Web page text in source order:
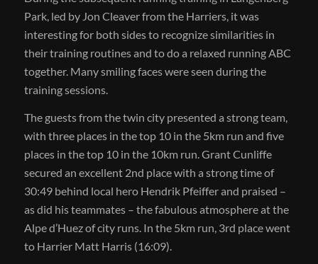
Park, led by Jon Cleaver from the Harriers, it was
interesting for both sides to recognize similarities in
their training routines and to do a relaxed running ABC
together. Many smiling faces were seen during the
training sessions.
The guests from the twin city presented a strong team,
with three places in the top 10 in the 5km run and five
places in the top 10 in the 10km run. Grant Cunliffe
secured an excellent 2nd place with a strong time of
30:49 behind local hero Hendrik Pfeiffer and praised –
as did his teammates – the fabulous atmosphere at the
Alpe d’Huez of city runs. In the 5km run, 3rd place went
to Harrier Matt Harris (16:09).